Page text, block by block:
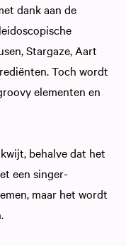
dank aan de
Stargaze, Aart
Toch wordt
elementen en
behalve dat het
een singer-
maar het wordt